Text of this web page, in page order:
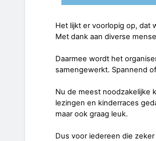
Het lijkt er voorlopig op, dat
Met dank aan diverse
Daarmee wordt het
samengewerkt. Spannend
Nu de meest noodzakelijke
lezingen en kinderraces
maar ook graag leuk.
Dus voor iedereen die